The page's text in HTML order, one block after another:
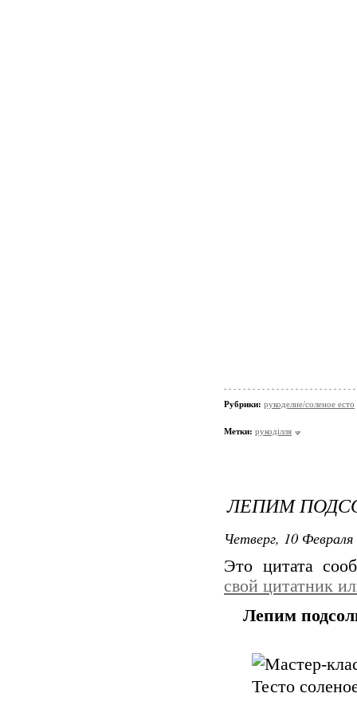
Рубрики: рукоделие/соленое есто
Метки: рукоділля
ЛЕПИМ
Четверг, 10
Это цитата
свой цитатник
Лепим